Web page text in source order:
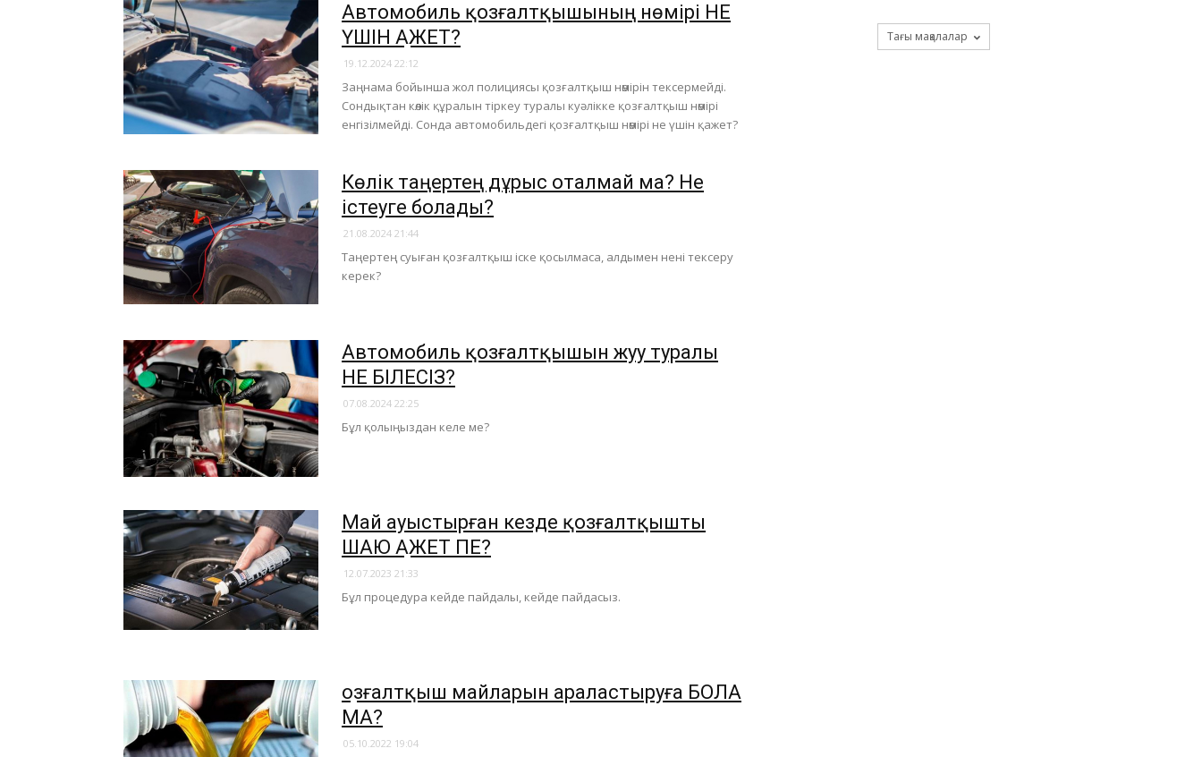
Автомобиль қозғалтқышының нөмірі НЕ
ҮШІН ҚАЖЕТ?
19.12.2024 22:12
Заңнама бойынша жол полициясы қозғалтқыш нөмірін тексермейді.
Сондықтан көлік құралын тіркеу туралы куәлікке қозғалтқыш нөмірі
енгізілмейді. Сонда автомобильдегі қозғалтқыш нөмірі не үшін қажет?
Көлік таңертең дұрыс оталмай ма? Не
істеуге болады?
21.08.2024 21:44
Таңертең суыған қозғалтқыш іске қосылмаса, алдымен нені тексеру
керек?
Автомобиль қозғалтқышын жуу туралы
НЕ БІЛЕСІЗ?
07.08.2024 22:25
Бұл қолыңыздан келе ме?
Май ауыстырған кезде қозғалтқышты
ШАЮ ҚАЖЕТ ПЕ?
12.07.2023 21:33
Бұл процедура кейде пайдалы, кейде пайдасыз.
Қозғалтқыш майларын араластыруға БОЛА
МА?
05.10.2022 19:04
Тағы мақалалар